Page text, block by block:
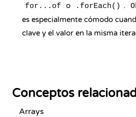
for...of o .forEach() .
es especialmente cómodo
clave y el valor en la misma
Conceptos
Arrays